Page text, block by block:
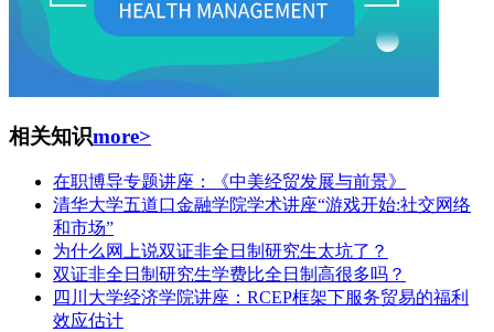
相关知识more>
在职博导专题讲座：《中美经贸发展与前景》
清华大学五道口金融学院学术讲座“游戏开始:社交网络
和市场”
为什么网上说双证非全日制研究生太坑了？
双证非全日制研究生学费比全日制高很多吗？
四川大学经济学院讲座：RCEP框架下服务贸易的福利
效应估计